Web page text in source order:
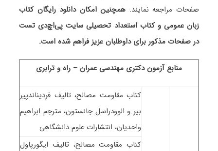
صفحات مراجعه نمایند. همچنین امکان دانلود رایگان کتاب
زبان عمومی و کتاب استعداد تحصیلی سایت پی‌اچ‌دی تست
در صفحات مذکور برای داوطلبان عزیز فراهم شده است.
منابع آزمون دکتری مهندسی عمران – راه و ترابری
کتاب مقاومت مصالح، تالیف فردیناندپیر
بیر و الوودراسل جانستون، مترجم ابراهیم
واحدیان، انتشارات علوم دانشگاهی
کتاب مقاومت مصالح، تالیف ایگورپاول